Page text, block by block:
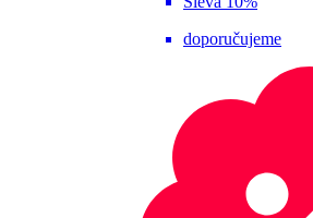
doporučujeme